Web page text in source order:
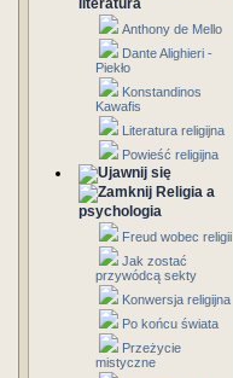
literatura
Anthony de Mello
Dante Alighieri -
Piekło
Konstandinos
Kawafis
Literatura religijna
Powieść religijna
Religia a
psychologia
Freud wobec religii
Jak zostać
przywódcą sekty
Konwersja religijna
Po końcu świata
Przeżycie
mistyczne